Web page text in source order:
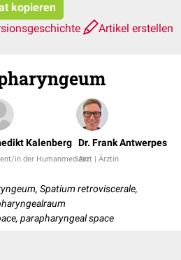
kopieren
Artikel erstellen
Kalenberg
in der Humanmedizin
Dr. Frank Antwerpes
Arzt | Ärztin
Spatium retroviscerale,
parapharyngeal space